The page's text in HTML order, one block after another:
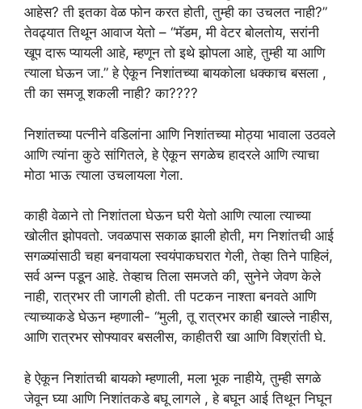
आहेस? ती इतका वेळ फोन करत होती, तुम्ही का उचलत नाही?”
तेवढ्यात तिथून आवाज येतो – “मॅडम, मी वेटर बोलतोय, सरांनी
खूप दारू प्यायली आहे, म्हणून तो इथे झोपला आहे, तुम्ही या आणि
त्याला घेऊन जा.” हे ऐकून निशांतच्या बायकोला धक्काच बसला ,
ती का समजू शकली नाही? का????
निशांतच्या पत्नीने वडिलांना आणि निशांतच्या मोठ्या भावाला उठवले
आणि त्यांना कुठे सांगितले, हे ऐकून सगळेच हादरले आणि त्याचा
मोठा भाऊ त्याला उचलायला गेला.
काही वेळाने तो निशांतला घेऊन घरी येतो आणि त्याला त्याच्या
खोलीत झोपवतो. जवळपास सकाळ झाली होती, मग निशांतची आई
सगळ्यांसाठी चहा बनवायला स्वयंपाकघरात गेली, तेव्हा तिने पाहिलं,
सर्व अन्न पडून आहे. तेव्हाच तिला समजते की, सुनेने जेवण केले
नाही, रात्रभर ती जागली होती. ती पटकन नाश्ता बनवते आणि
त्याच्याकडे घेऊन म्हणाली- “मुली, तू रात्रभर काही खाल्ले नाहीस,
आणि रात्रभर सोफ्यावर बसलीस, काहीतरी खा आणि विश्रांती घे.
हे ऐकून निशांतची बायको म्हणाली, मला भूक नाहीये, तुम्ही सगळे
जेवून घ्या आणि निशांतकडे बघू लागले , हे बघून आई तिथून निघून